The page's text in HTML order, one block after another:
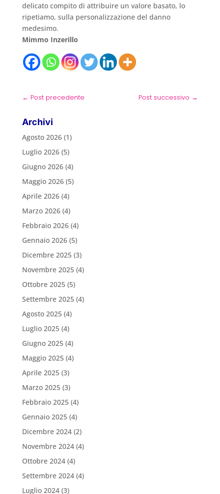
delicato compito di attribuire un valore basato, lo
ripetiamo, sulla personalizzazione del danno
medesimo.
Mimmo Inzerillo
← Post precedente Post successivo →
Archivi
Agosto 2026(1)
Luglio 2026(5)
Giugno 2026(4)
Maggio 2026(5)
Aprile 2026(4)
Marzo 2026(4)
Febbraio 2026(4)
Gennaio 2026(5)
Dicembre 2025(3)
Novembre 2025(4)
Ottobre 2025(5)
Settembre 2025(4)
Agosto 2025(4)
Luglio 2025(4)
Giugno 2025(4)
Maggio 2025(4)
Aprile 2025(3)
Marzo 2025(3)
Febbraio 2025(4)
Gennaio 2025(4)
Dicembre 2024(2)
Novembre 2024(4)
Ottobre 2024(4)
Settembre 2024(4)
Luglio 2024(3)